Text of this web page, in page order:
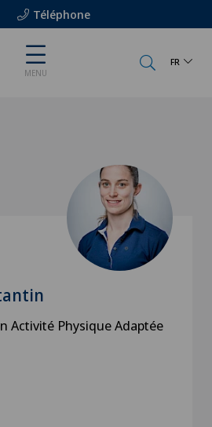
Téléphone
MENU
FR
Activité Physique Adaptée